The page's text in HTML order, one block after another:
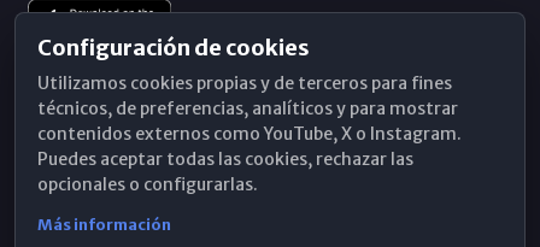
Configuración de cookies
Utilizamos cookies propias y de terceros para fines
técnicos, de preferencias, analíticos y para mostrar
contenidos externos como YouTube, X o Instagram.
Puedes aceptar todas las cookies, rechazar las
opcionales o configurarlas.
Más información